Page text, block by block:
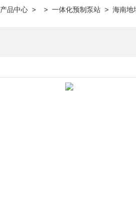
产品中心 > > 一体化预制泵站 > 海南地